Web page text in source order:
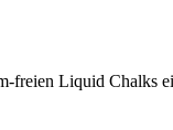
freien Liquid Chalks